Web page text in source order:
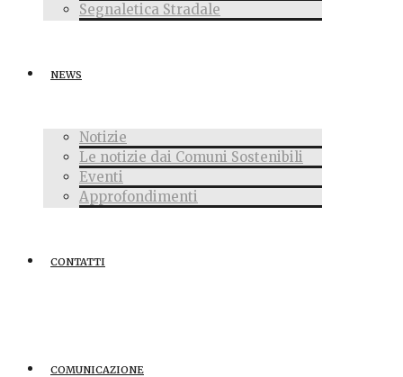
Segnaletica Stradale
NEWS
Notizie
Le notizie dai Comuni Sostenibili
Eventi
Approfondimenti
CONTATTI
COMUNICAZIONE